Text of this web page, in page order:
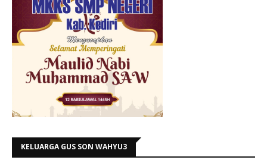
KELUARGA GUS SON WAHYU3